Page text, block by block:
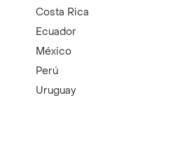
Costa Rica
Ecuador
México
Perú
Uruguay